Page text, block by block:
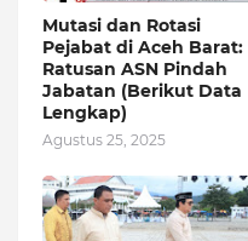
Mutasi dan Rotasi
Pejabat di Aceh Barat:
Ratusan ASN Pindah
Jabatan (Berikut Data
Lengkap)
Agustus 25, 2025